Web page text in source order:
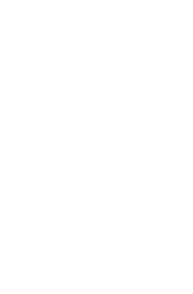
por las calles del barrio y
realizará la entrega de los
ha felicitado al colectivo
decorar e iluminar sus
Jiménez, por su parte, ha
anunciando que todos los
premiados, gracias a la
asociación de vecinos.
21, todos los socios
recogida de alimentos para